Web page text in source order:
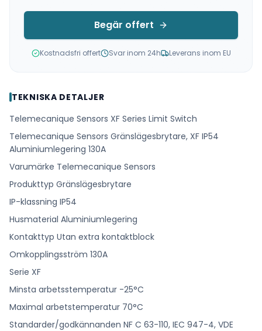
Begär offert
Kostnadsfri offert Svar inom 24h Leverans inom EU
TEKNISKA DETALJER
Telemecanique Sensors XF Series Limit Switch
Telemecanique Sensors Gränslägesbrytare, XF IP54
Aluminiumlegering 130A
Varumärke Telemecanique Sensors
Produkttyp Gränslägesbrytare
IP-klassning IP54
Husmaterial Aluminiumlegering
Kontakttyp Utan extra kontaktblock
Omkopplingsström 130A
Serie XF
Minsta arbetsstemperatur -25°C
Maximal arbetstemperatur 70°C
Standarder/godkännanden NF C 63-110, IEC 947-4, VDE